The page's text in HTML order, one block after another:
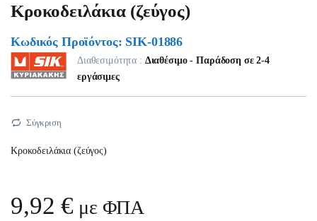
Κροκοδειλάκια (ζεύγος)
Κωδικός Προϊόντος: SIK-01886
Διαθεσιμότητα : Διαθέσιμο - Παράδοση σε 2-4
εργάσιμες
Σύγκριση
Κροκοδειλάκια (ζεύγος)
9,92€ με ΦΠΑ